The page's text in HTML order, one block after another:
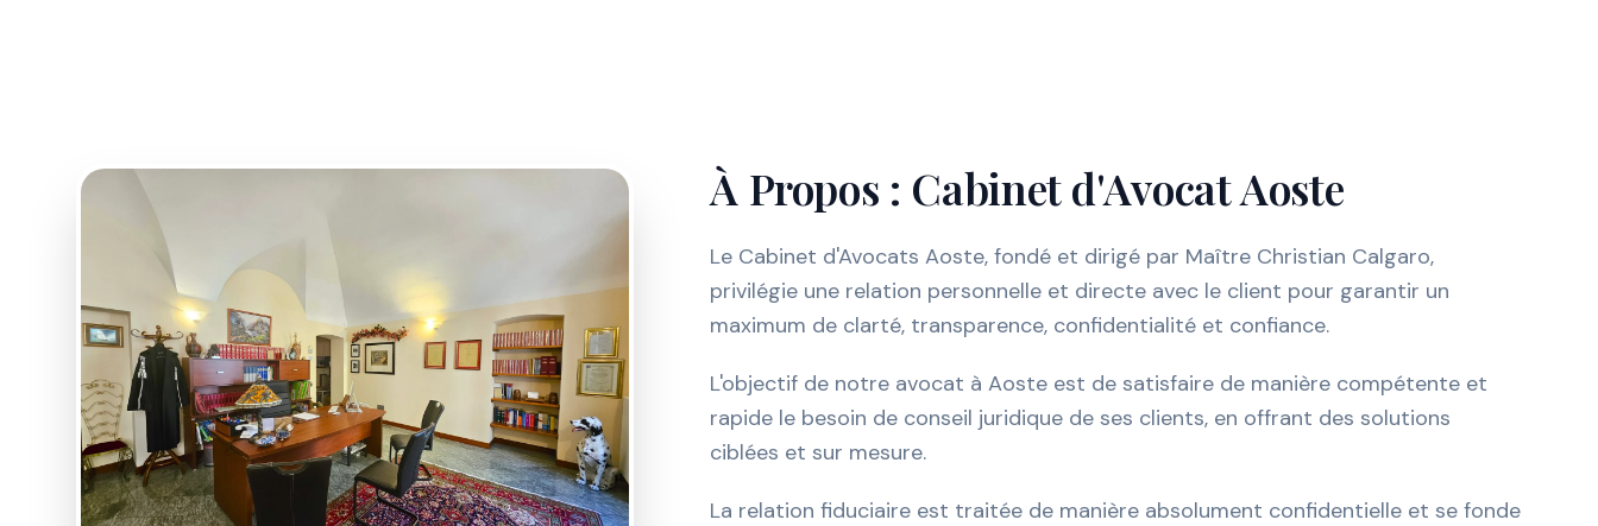
À Propos : Cabinet d'Avocat Aoste
Le Cabinet d'Avocats Aoste, fondé et dirigé par Maître Christian Calgaro,
privilégie une relation personnelle et directe avec le client pour garantir un
maximum de clarté, transparence, confidentialité et confiance.
L'objectif de notre avocat à Aoste est de satisfaire de manière compétente et
rapide le besoin de conseil juridique de ses clients, en offrant des solutions
ciblées et sur mesure.
La relation fiduciaire est traitée de manière absolument confidentielle et se fonde